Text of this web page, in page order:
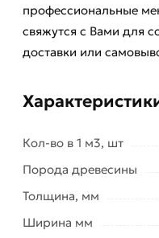
профессиональные
свяжутся с Вами для
доставки или
Кол-во в 1 м3, шт
Порода древесины
Толщина, мм
Ширина мм